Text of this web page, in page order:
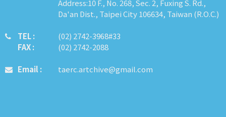
Address:10 F., No. 268, Sec. 2, Fuxing S. Rd.,
Da'an Dist., Taipei City 106634, Taiwan (R.O.C.)
TEL :
FAX :
​​​​(02) 2742-3968#33
(02) 2742-2088
Email : taerc.artchive@gmail.com